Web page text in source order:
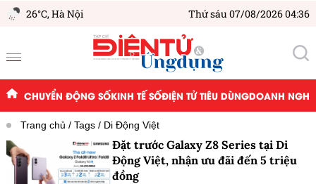
26°C,Hà Nội Thứ sáu 07/08/2026 04:36
CHUYỂN ĐỘNG SỐKINH TẾ SỐĐIỆN TỬ TIÊU DÙNGDOANH
Trang chủ Tags Di Động Việt
Đặt trước Galaxy Z8 Series tại Di
Động Việt, nhận ưu đãi đến 5 triệu
đồng